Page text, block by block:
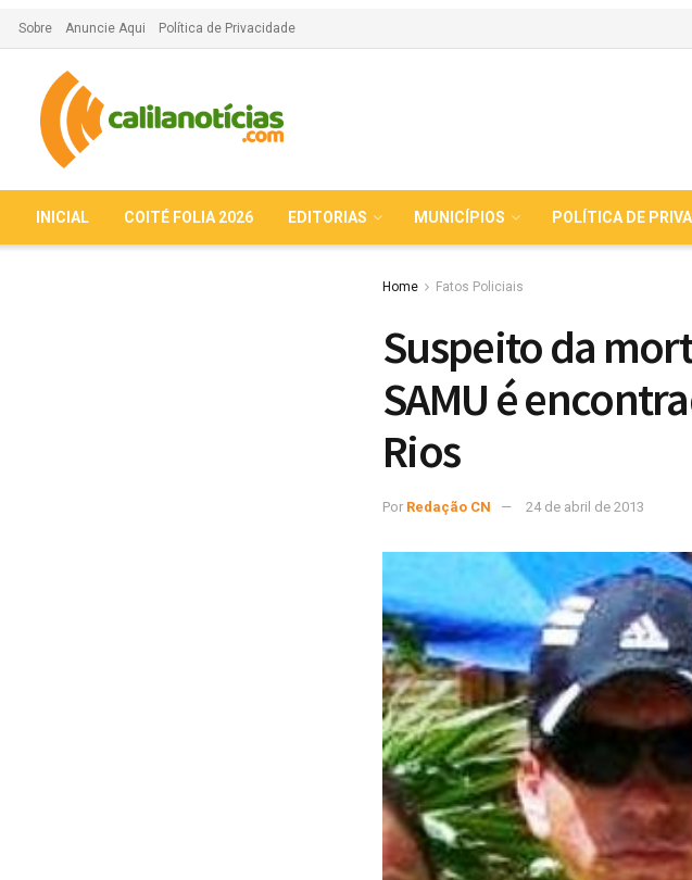
Sobre Anuncie Aqui Política de Privacidade
INICIAL COITÉ FOLIA 2026 EDITORIAS MUNICÍPIOS POLÍTICA DE
Home Fatos Policiais
Suspeito da
SAMU é
Rios
Por Redação CN 24 de abril de 2013